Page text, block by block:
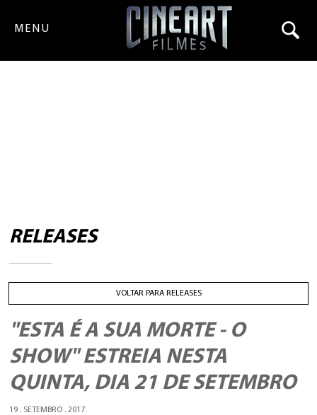
MENU
RELEASES
VOLTAR PARA RELEASES
"ESTA É A SUA MORTE - O
SHOW" ESTREIA NESTA
QUINTA, DIA 21 DE SETEMBRO
19 . SETEMBRO . 2017